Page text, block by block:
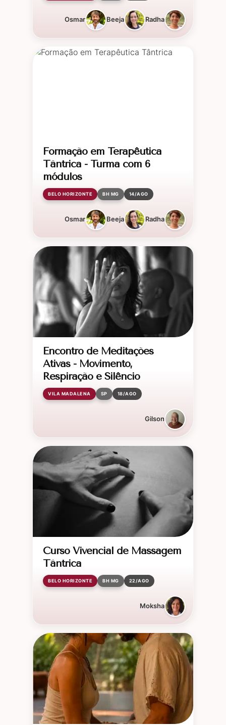
Osmar Beeja Radha
Formação em Terapêutica
Tântrica - Turma com 6
módulos
BELO HORIZONTE BH MG 14/AGO
Osmar Beeja Radha
Encontro de Meditações
Ativas - Movimento,
Respiração e Silêncio
VILA MADALENA SP 18/AGO
Gilson
Curso Vivencial de Massagem
Tântrica
BELO HORIZONTE BH MG 22/AGO
Moksha